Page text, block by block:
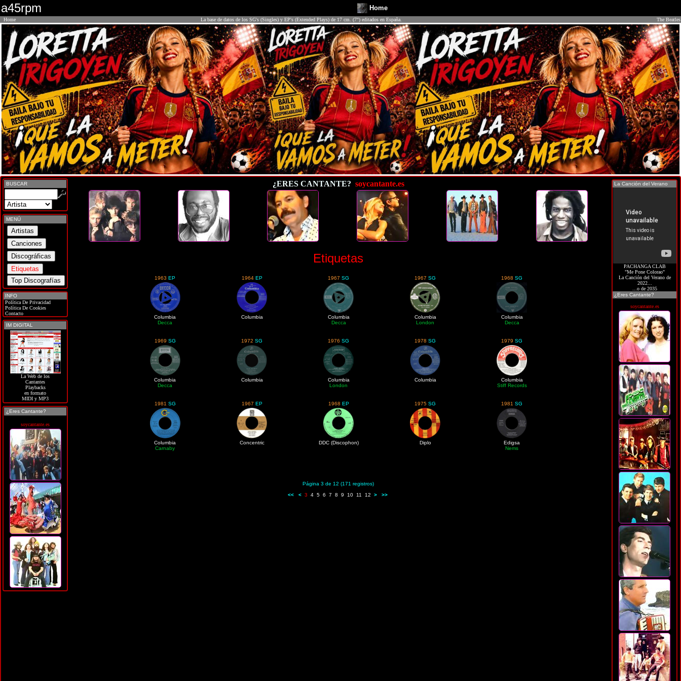
a45rpm Home
Home La base de datos de los SG's (Singles) y EP's (Extended Plays) de 17 cm. (7") editados en España. The Beatles
BUSCAR
MENÚ
INFO
Política De Privacidad
Política De Cookies
Contacto
IM DIGITAL
La Web de los
Cantantes
Playbacks
en formato
MIDI y MP3
¿Eres Cantante?
soycantante.es
¿ERES CANTANTE? soycantante.es
Etiquetas
1963 EP
Columbia
Decca
1964 EP
Columbia
1967 SG
Columbia
Decca
1967 SG
Columbia
London
1968 SG
Columbia
Decca
1969 SG
Columbia
Decca
1972 SG
Columbia
1976 SG
Columbia
London
1978 SG
Columbia
1979 SG
Columbia
Stiff Records
1981 SG
Columbia
Carnaby
1967 EP
Concentric
1968 EP
DDC (Discophon)
1975 SG
Diplo
1981 SG
Edigsa
Nems
Página 3 de 12 (171 registros)
<<
< 3 4 5 6 7 8 9 10 11 12 > >>
La Canción del Verano
PACHANGA CLAB
"Me Pone Colorao"
La Canción del Verano de
2022...
...o de 2035
¿Eres Cantante?
soycantante.es